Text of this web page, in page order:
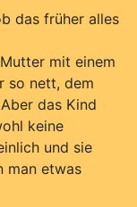
das früher alles
mit einem
so nett, dem
das Kind
keine
und sie
man etwas